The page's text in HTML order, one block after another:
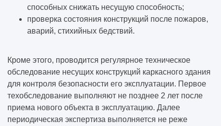
способных снижать несущую способность;
проверка состояния конструкций после пожаров,
аварий, стихийных бедствий.
Кроме этого, проводится регулярное техническое
обследование несущих конструкций каркасного здания
для контроля безопасности его эксплуатации. Первое
техобследование выполняют не позднее 2 лет после
приема нового объекта в эксплуатацию. Далее
периодическая экспертиза выполняется не реже